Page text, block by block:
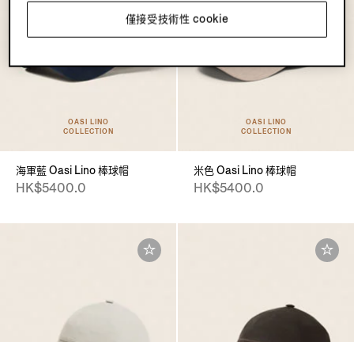
OASI LINO
COLLECTION
海軍藍 Oasi Lino 棒球帽
HK$5400.0
OASI LINO
COLLECTION
米色 Oasi Lino 棒球帽
HK$5400.0
僅接受技術性 cookie